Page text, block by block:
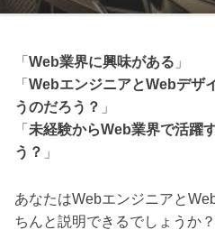
「 Web業界に興味がある 」
「 WebエンジニアとWebデザ
うのだろう？ 」
「 未経験からWeb業界で活躍
う？ 」
あなたはWebエンジニアと
ちんと説明できるでしょうか？